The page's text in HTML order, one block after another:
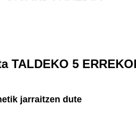
TALDEKO 5
jarraitzen dute